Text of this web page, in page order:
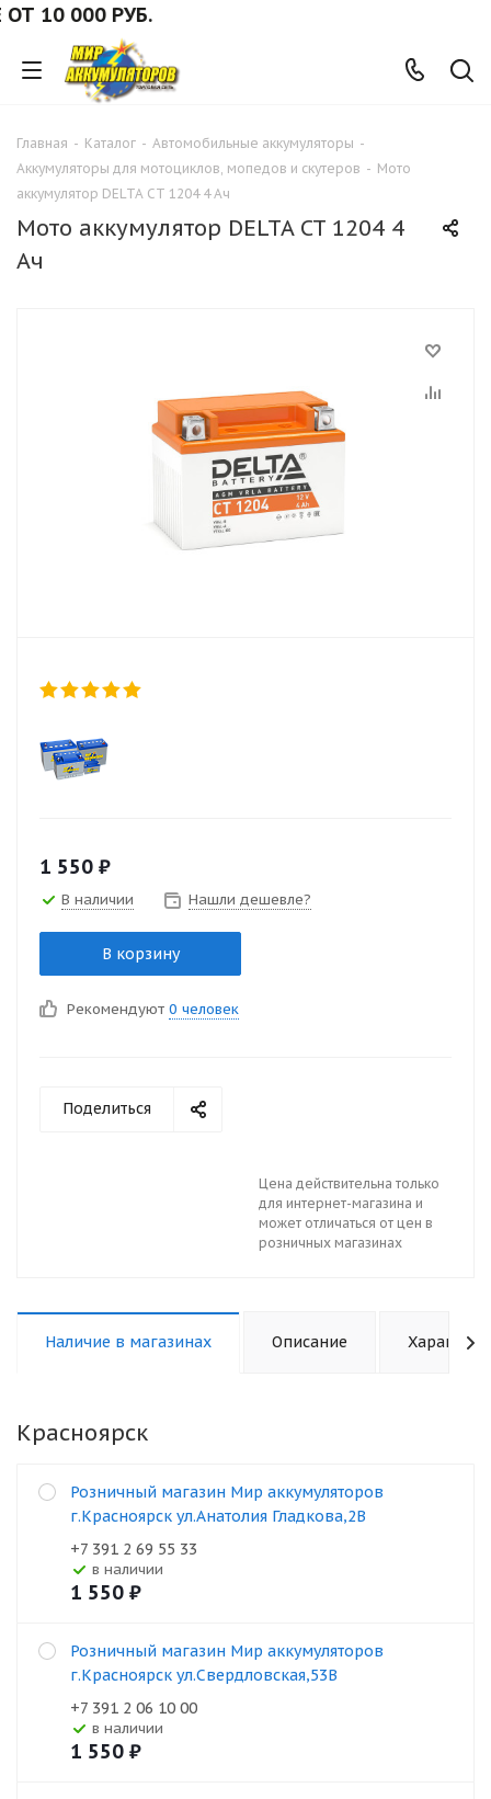
000 РУБ.
Главная - Каталог - Автомобильные аккумуляторы -
Аккумуляторы для мотоциклов, мопедов и скутеров - Мото
аккумулятор DELTA CT 1204 4 Ач
Мото аккумулятор DELTA CT 1204 4
Ач
1 550 ₽
В наличии Нашли дешевле?
В корзину
Рекомендуют 0 человек
Поделиться
Цена действительна только
для интернет-магазина и
может отличаться от цен в
розничных магазинах
Наличие в магазинах Описание
Красноярск
Розничный магазин Мир аккумуляторов
г.Красноярск ул.Анатолия Гладкова,2В
+7 391 2 69 55 33
В наличии
1 550 ₽
Розничный магазин Мир аккумуляторов
г.Красноярск ул.Свердловская,53В
+7 391 2 06 10 00
В наличии
1 550 ₽